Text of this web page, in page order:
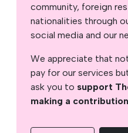
community, foreign
nationalities through
social media and our
We appreciate that
pay for our services
ask you to support
making a